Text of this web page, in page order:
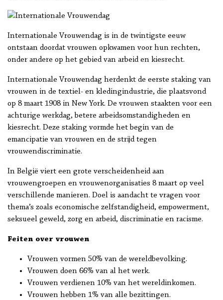
Internationale Vrouwendag is in de twintigste eeuw
ontstaan doordat vrouwen opkwamen voor hun rechten,
onder andere op het gebied van arbeid en kiesrecht.
Internationale Vrouwendag herdenkt de eerste staking van
vrouwen in de textiel- en kledingindustrie, die plaatsvond
op 8 maart 1908 in New York. De vrouwen staakten voor een
achturige werkdag, betere arbeidsomstandigheden en
kiesrecht. Deze staking vormde het begin van de
emancipatie van vrouwen en de strijd tegen
vrouwendiscriminatie.
In België viert een grote verscheidenheid aan
vrouwengroepen en vrouwenorganisaties 8 maart op veel
verschillende manieren. Doel is aandacht te vragen voor
thema’s zoals economische zelfstandigheid, empowerment,
seksueel geweld, zorg en arbeid, discriminatie en racisme.
Feiten over vrouwen
Vrouwen vormen 50% van de wereldbevolking.
Vrouwen doen 66% van al het werk.
Vrouwen verdienen 10% van het wereldinkomen.
Vrouwen hebben 1% van alle bezittingen.